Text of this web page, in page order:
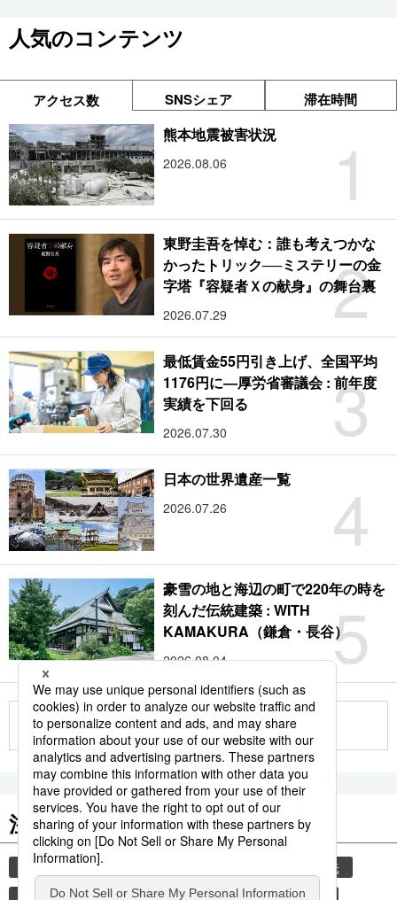
人気のコンテンツ
アクセス数 SNSシェア 滞在時間
1
熊本地震被害状況
2026.08.06
2
東野圭吾を悼む：誰も考えつかな
かったトリック──ミステリーの金
字塔『容疑者Ｘの献身』の舞台裏
2026.07.29
3
最低賃金55円引き上げ、全国平均
1176円に―厚労省審議会 : 前年度
実績を下回る
2026.07.30
4
日本の世界遺産一覧
2026.07.26
5
豪雪の地と海辺の町で220年の時を
刻んだ伝統建築 : WITH
KAMAKURA（鎌倉・長谷）
2026.08.04
もっと見る
注目のキーワード
共同通信ニュース
観光